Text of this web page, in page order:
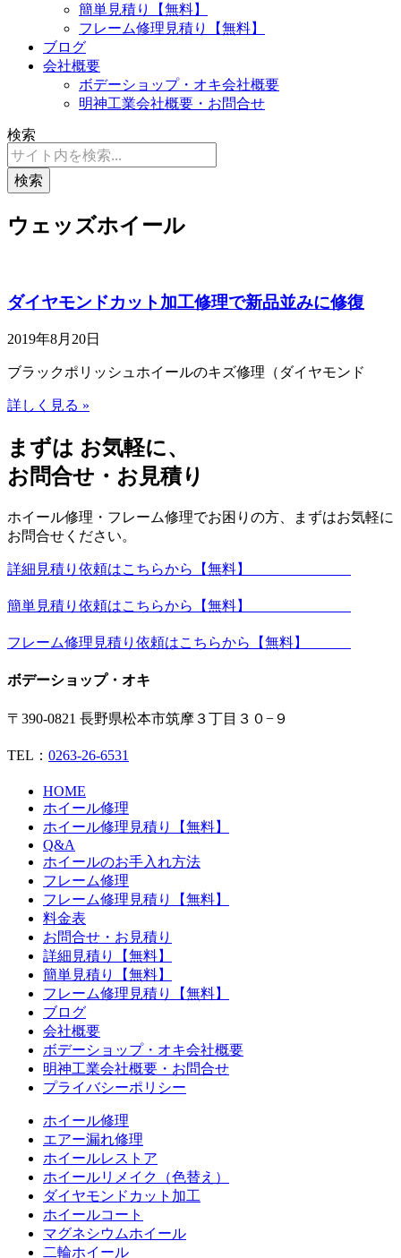
簡単見積り【無料】
フレーム修理見積り【無料】
ブログ
会社概要
ボデーショップ・オキ会社概要
明神工業会社概要・お問合せ
検索
検索
ウェッズホイール
ダイヤモンドカット加工修理で新品並みに修復
2019年8月20日
ブラックポリッシュホイールのキズ修理（ダイヤモンド
詳しく見る »
まずは お気軽に、
お問合せ・お見積り
ホイール修理・フレーム修理でお困りの方、まずはお気軽に
お問合せください。
詳細見積り依頼はこちらから【無料】
簡単見積り依頼はこちらから【無料】
フレーム修理見積り依頼はこちらから【無料】
ボデーショップ・オキ
〒390-0821 長野県松本市筑摩３丁目３０−９
TEL： 0263-26-6531
HOME
ホイール修理
ホイール修理見積り【無料】
Q&A
ホイールのお手入れ方法
フレーム修理
フレーム修理見積り【無料】
料金表
お問合せ・お見積り
詳細見積り【無料】
簡単見積り【無料】
フレーム修理見積り【無料】
ブログ
会社概要
ボデーショップ・オキ会社概要
明神工業会社概要・お問合せ
プライバシーポリシー
ホイール修理
エアー漏れ修理
ホイールレストア
ホイールリメイク（色替え）
ダイヤモンドカット加工
ホイールコート
マグネシウムホイール
二輪ホイール